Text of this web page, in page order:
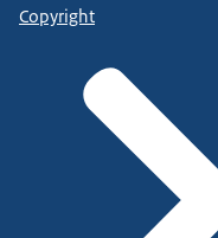
Copyright